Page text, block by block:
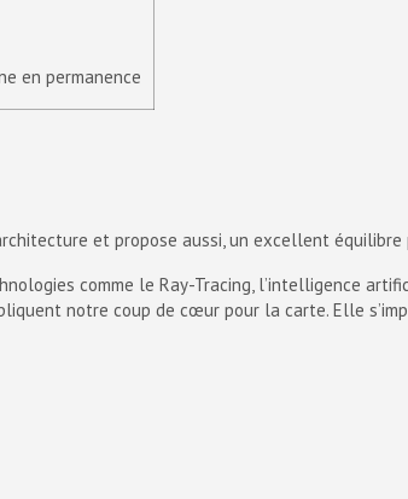
en permanence
et propose aussi, un excellent équilibre
comme le Ray-Tracing, l’intelligence
notre coup de cœur pour la carte. Elle